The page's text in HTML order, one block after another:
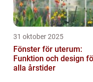
31 oktober 2025
Fönster för uterum:
Funktion och design
alla årstider